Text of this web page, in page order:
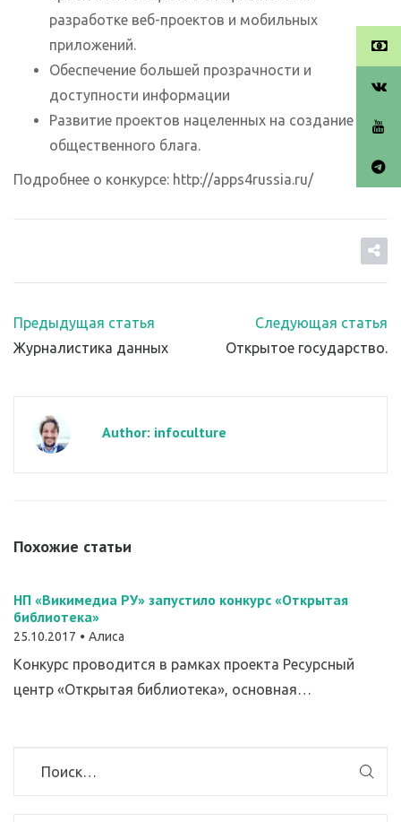
разработке веб-проектов и мобильных
приложений.
Обеспечение большей прозрачности и
доступности информации
Развитие проектов нацеленных на создание
общественного блага.
Подробнее о конкурсе: http://apps4russia.ru/
Предыдущая статья
Журналистика данных
Следующая статья
Открытое государство.
Author: infoculture
Похожие статьи
НП «Викимедиа РУ» запустило конкурс «Открытая
библиотека»
25.10.2017 Алиса
Конкурс проводится в рамках проекта Ресурсный
центр «Открытая библиотека», основная…